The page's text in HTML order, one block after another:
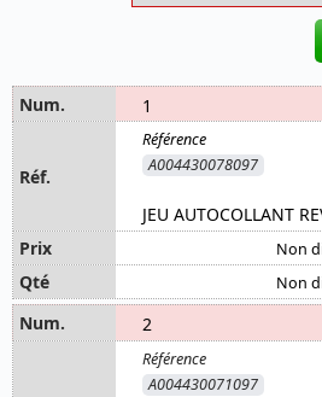
1
A004430078097
JEU AUTOCOLLANT
Non
Non
2
A004430071097